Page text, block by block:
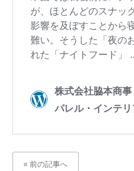
« 前の記事へ